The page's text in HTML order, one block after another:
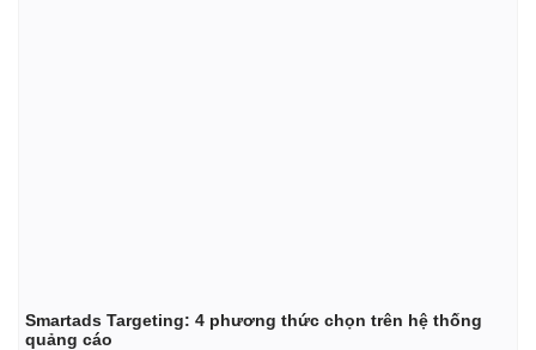
Smartads Targeting: 4 phương thức chọn trên hệ thống
quảng cáo